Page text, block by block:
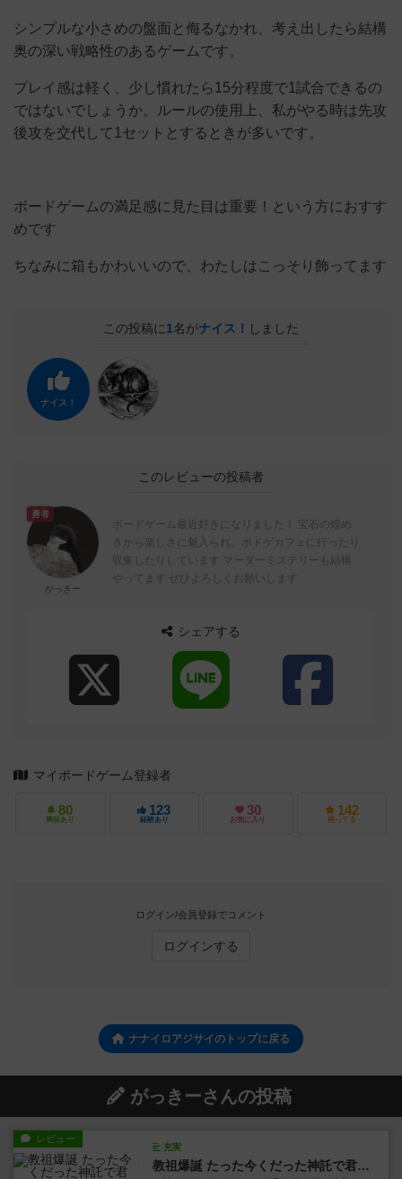
シンプルな小さめの盤面と侮るなかれ、考え出したら結構
奥の深い戦略性のあるゲームです。
プレイ感は軽く、少し慣れたら15分程度で1試合できるの
ではないでしょうか。ルールの使用上、私がやる時は先攻
後攻を交代して1セットとするときが多いです。
ボードゲームの満足感に見た目は重要！という方におすす
めです
ちなみに箱もかわいいので、わたしはこっそり飾ってます
この投稿に1名がナイス！ しました
ナイス！
このレビューの投稿者
勇者
がっきー
ボードゲーム最近好きになりました！ 宝石の煌め
きから楽しさに魅入られ、ボドゲカフェに行ったり
収集したりしています マーダーミステリーも結構
やってます ぜひよろしくお願いします
シェアする
マイボードゲーム登録者
80
興味あり
123
経験あり
30
お気に入り
142
持ってる
ログイン/会員登録でコメント
ログインする
ナナイロアジサイのトップに戻る
がっきーさんの投稿
レビュー
充実
教祖爆誕 たった今くだった神託で君を救うよ。